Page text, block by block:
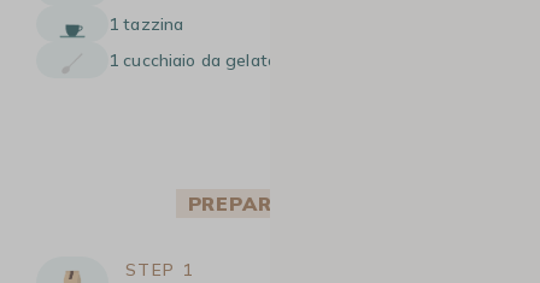
1 tazzina
1 cucchiaio da gelato o un cucchiaio da tavola
PREPARAZIONE
STEP 1